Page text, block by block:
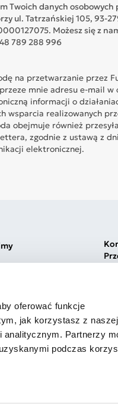
oferować funkcje
jak korzystasz z naszej
analitycznym. Partnerzy
podczas
Twoich danych
ul. Tatrzańskiej 105, 93-
Możesz się z
789 288 996
na przetwarzanie przez
mnie adresu e-mail w
informacji o
wsparcia realizowanych
obejmuje również
zgodnie z ustawą z
elektronicznej.
Warszawa
Jim Warszawa